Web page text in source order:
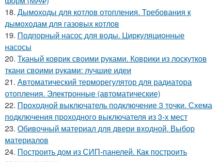
18. Дымоходы для котлов отопления. Требования к
дымоходам для газовых котлов
19. Подпорный насос для воды. Циркуляционные
насосы
20. Тканый коврик своими руками. Коврики из лоскутков
ткани своими руками: лучшие идеи
21. Автоматический терморегулятор для радиатора
отопления. Электронные (автоматические)
22. Проходной выключатель подключение 3 точки. Схема
подключения проходного выключателя из 3-х мест
23. Обивочный материал для двери входной. Выбор
материалов
24. Построить дом из СИП-панелей. Как построить